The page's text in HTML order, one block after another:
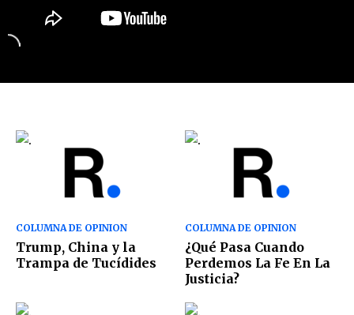
COLUMNA DE OPINION
Trump, China y la
Trampa de Tucídides
COLUMNA DE OPINION
¿Qué Pasa Cuando
Perdemos La Fe En La
Justicia?